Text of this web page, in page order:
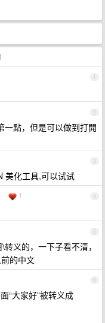
1
2
一點，但是可以做到打開
3
美化工具,可以试试
4
1
5
义的，一下子看不清，
的中文
6
“大家好”被转义成